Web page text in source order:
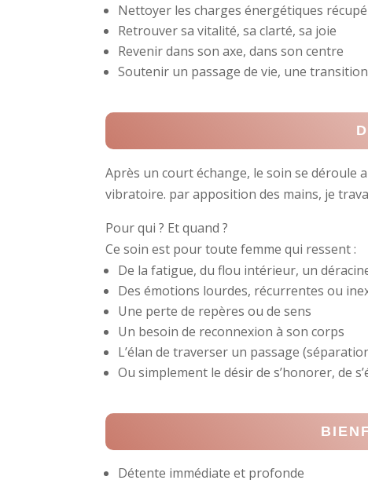
Nettoyer les charges énergétiques
Retrouver sa vitalité, sa clarté, sa joie
Revenir dans son axe, dans son centre
Soutenir un passage de vie, une
Après un court échange, le soin se déroule
vibratoire. par apposition des mains, je
Pour qui ? Et quand ?
Ce soin est pour toute femme qui ressent :
De la fatigue, du flou intérieur, un
Des émotions lourdes, récurrentes ou
Une perte de repères ou de sens
Un besoin de reconnexion à son corps
L’élan de traverser un passage
Ou simplement le désir de s’honorer, de
Détente immédiate et profonde